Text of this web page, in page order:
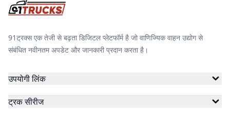
91ट्रक्स एक तेजी से बढ़ता डिजिटल प्लेटफॉर्म है जो वाणिज्यिक वाहन उद्योग से
संबंधित नवीनतम अपडेट और जानकारी प्रदान करता है।
उपयोगी लिंक
ट्रक सीरीज